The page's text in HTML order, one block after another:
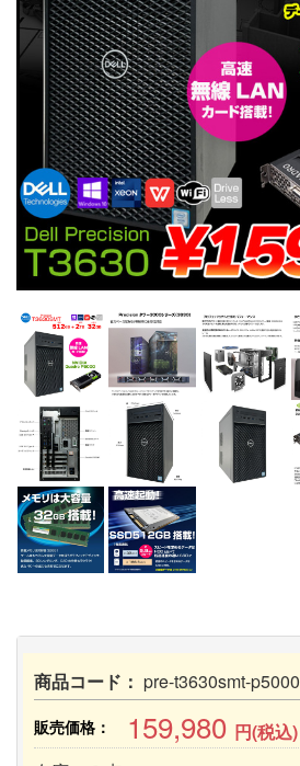
商品コード： pre-t3630smt-p5000
販売価格： 159,980 円(税込)